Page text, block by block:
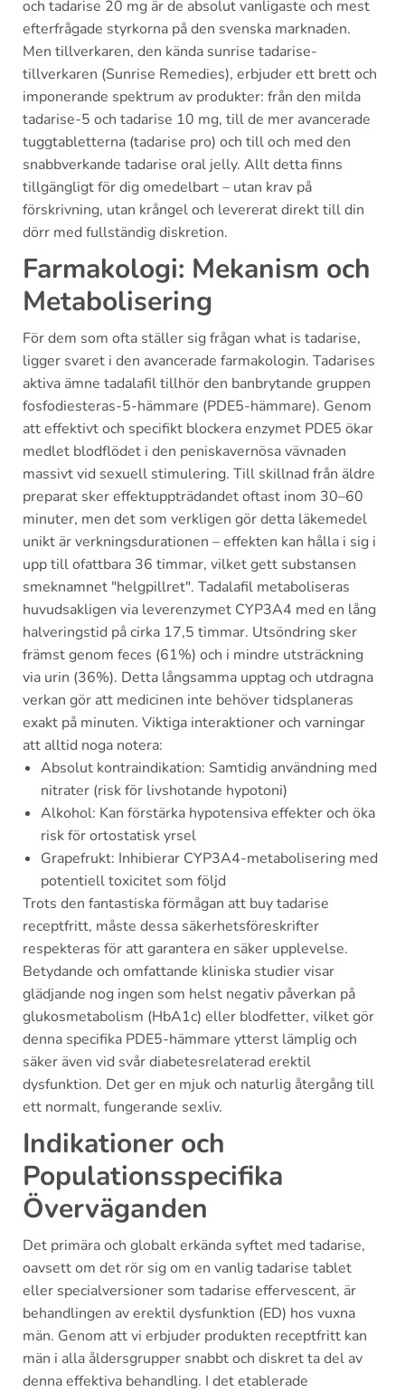
och tadarise 20 mg är de absolut vanligaste och mest
efterfrågade styrkorna på den svenska marknaden.
Men tillverkaren, den kända sunrise tadarise-
tillverkaren (Sunrise Remedies), erbjuder ett brett och
imponerande spektrum av produkter: från den milda
tadarise-5 och tadarise 10 mg, till de mer avancerade
tuggtabletterna (tadarise pro) och till och med den
snabbverkande tadarise oral jelly. Allt detta finns
tillgängligt för dig omedelbart – utan krav på
förskrivning, utan krångel och levererat direkt till din
dörr med fullständig diskretion.
Farmakologi: Mekanism och
Metabolisering
För dem som ofta ställer sig frågan what is tadarise,
ligger svaret i den avancerade farmakologin. Tadarises
aktiva ämne tadalafil tillhör den banbrytande gruppen
fosfodiesteras-5-hämmare (PDE5-hämmare). Genom
att effektivt och specifikt blockera enzymet PDE5 ökar
medlet blodflödet i den peniskavernösa vävnaden
massivt vid sexuell stimulering. Till skillnad från äldre
preparat sker effektuppträdandet oftast inom 30–60
minuter, men det som verkligen gör detta läkemedel
unikt är verkningsdurationen – effekten kan hålla i sig i
upp till ofattbara 36 timmar, vilket gett substansen
smeknamnet "helgpillret". Tadalafil metaboliseras
huvudsakligen via leverenzymet CYP3A4 med en lång
halveringstid på cirka 17,5 timmar. Utsöndring sker
främst genom feces (61%) och i mindre utsträckning
via urin (36%). Detta långsamma upptag och utdragna
verkan gör att medicinen inte behöver tidsplaneras
exakt på minuten. Viktiga interaktioner och varningar
att alltid noga notera:
Absolut kontraindikation: Samtidig användning med
nitrater (risk för livshotande hypotoni)
Alkohol: Kan förstärka hypotensiva effekter och öka
risk för ortostatisk yrsel
Grapefrukt: Inhibierar CYP3A4-metabolisering med
potentiell toxicitet som följd
Trots den fantastiska förmågan att buy tadarise
receptfritt, måste dessa säkerhetsföreskrifter
respekteras för att garantera en säker upplevelse.
Betydande och omfattande kliniska studier visar
glädjande nog ingen som helst negativ påverkan på
glukosmetabolism (HbA1c) eller blodfetter, vilket gör
denna specifika PDE5-hämmare ytterst lämplig och
säker även vid svår diabetesrelaterad erektil
dysfunktion. Det ger en mjuk och naturlig återgång till
ett normalt, fungerande sexliv.
Indikationer och
Populationsspecifika
Överväganden
Det primära och globalt erkända syftet med tadarise,
oavsett om det rör sig om en vanlig tadarise tablet
eller specialversioner som tadarise effervescent, är
behandlingen av erektil dysfunktion (ED) hos vuxna
män. Genom att vi erbjuder produkten receptfritt kan
män i alla åldersgrupper snabbt och diskret ta del av
denna effektiva behandling. I det etablerade